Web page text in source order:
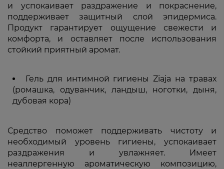
и успокаивает раздражение и покраснение,
поддерживает защитный слой эпидермиса.
Продукт гарантирует ощущение свежести и
комфорта, и оставляет после использования
стойкий приятный аромат.
Гель для интимной гигиены Ziaja на травах
(ромашка, одуванчик, ландыш, ноготки, дыня,
дубовая кора)
Средство поможет поддерживать чистоту и
необходимый уровень гигиены, успокаивает
раздражения и увлажняет. Имеет
неаллергенную ароматическую композицию,